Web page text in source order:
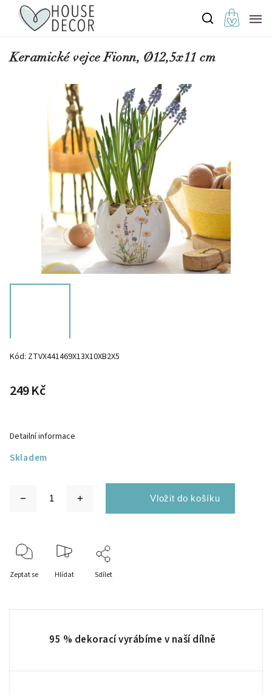
Keramické vejce Fionn, Ø12,5x11 cm
Kód: ZTVX441469X13X10XB2X5
249 Kč
Skladem
Detailní informace
Zeptat se Hlídat Sdílet
95 % dekorací vyrábíme v naší dílně